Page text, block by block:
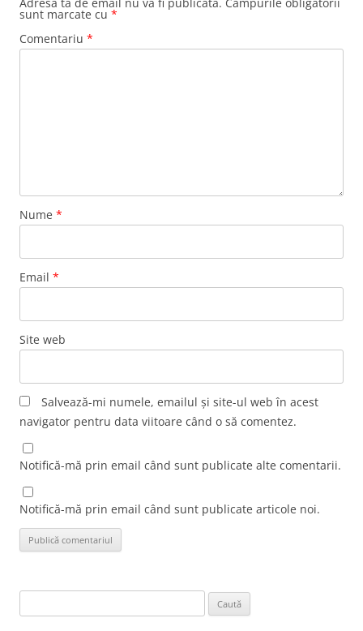
sunt marcate cu *
Comentariu *
Nume *
Email *
Site web
Salvează-mi numele, emailul și site-ul web în acest
navigator pentru data viitoare când o să comentez.
Notifică-mă prin email când sunt publicate alte comentarii.
Notifică-mă prin email când sunt publicate articole noi.
după: